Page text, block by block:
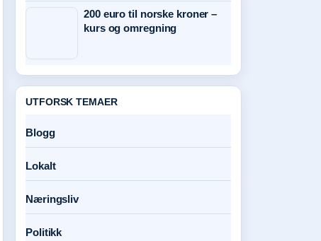
200 euro til norske kroner –
kurs og omregning
UTFORSK TEMAER
Blogg
Lokalt
Næringsliv
Politikk